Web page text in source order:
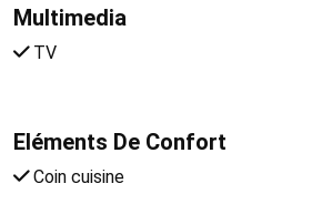
Multimedia
TV
Eléments De Confort
Coin cuisine